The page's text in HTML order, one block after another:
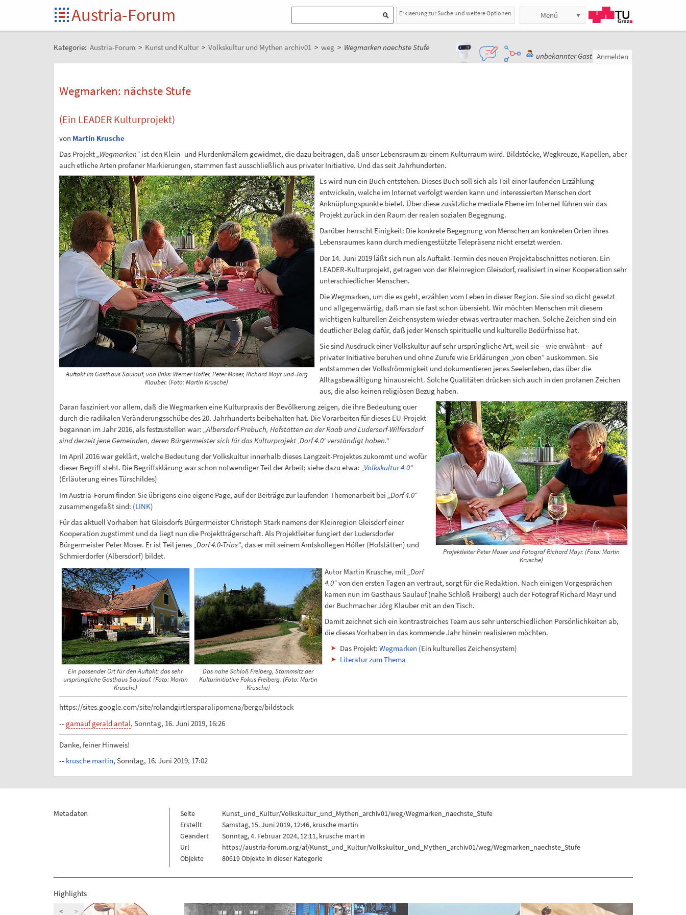
Austria-Forum Erklaerung zur Suche und weitere Optionen Menü
Kategorie: Austria-Forum > Kunst und Kultur > Volkskultur und Mythen archiv01 > weg > Wegmarken naechste Stufe
unbekannter Gast Anmelden
Wegmarken: nächste Stufe
(Ein LEADER Kulturprojekt)
von Martin Krusche
Das Projekt„Wegmarken“ist den Klein- und Flurdenkmälern gewidmet, die dazu beitragen, daß unser Lebensraum zu einem Kulturraum wird. Bildstöcke, Wegkreuze, Kapellen, aber
auch etliche Arten profaner Markierungen, stammen fast ausschließlich aus privater Initiative. Und das seit Jahrhunderten.
Auftakt im Gasthaus Saulauf, von links: Werner Höfler, Peter Moser, Richard Mayr und Jörg
Klauber. (Foto: Martin Krusche)
Es wird nun ein Buch entstehen. Dieses Buch soll sich als Teil einer laufenden Erzählung
entwickeln, welche im Internet verfolgt werden kann und interessierten Menschen dort
Anknüpfungspunkte bietet. Über diese zusätzliche mediale Ebene im Internet führen wir das
Projekt zurück in den Raum der realen sozialen Begegnung.
Darüber herrscht Einigkeit: Die konkrete Begegnung von Menschen an konkreten Orten ihres
Lebensraumes kann durch mediengestützte Telepräsenz nicht ersetzt werden.
Der 14. Juni 2019 läßt sich nun als Auftakt-Termin des neuen Projektabschnittes notieren. Ein
LEADER-Kulturprojekt, getragen von der Kleinregion Gleisdorf, realisiert in einer Kooperation sehr
unterschiedlicher Menschen.
Die Wegmarken, um die es geht, erzählen vom Leben in dieser Region. Sie sind so dicht gesetzt
und allgegenwärtig, daß man sie fast schon übersieht. Wir möchten Menschen mit diesem
wichtigen kulturellen Zeichensystem wieder etwas vertrauter machen. Solche Zeichen sind ein
deutlicher Beleg dafür, daß jeder Mensch spirituelle und kulturelle Bedürfnisse hat.
Sie sind Ausdruck einer Volkskultur auf sehr ursprüngliche Art, weil sie – wie erwähnt – auf
privater Initiative beruhen und ohne Zurufe wie Erklärungen „von oben“ auskommen. Sie
entstammen der Volksfrömmigkeit und dokumentieren jenes Seelenleben, das über die
Alltagsbewältigung hinausreicht. Solche Qualitäten drücken sich auch in den profanen Zeichen
aus, die also keinen religiösen Bezug haben.
Projektleiter Peter Moser und Fotograf Richard Mayr. (Foto: Martin
Krusche)
Daran fasziniert vor allem, daß die Wegmarken eine Kulturpraxis der Bevölkerung zeigen, die ihre Bedeutung quer
durch die radikalen Veränderungsschübe des 20. Jahrhunderts beibehalten hat. Die Vorarbeiten für dieses EU-Projekt
begannen im Jahr 2016, als festzustellen war: „Albersdorf-Prebuch, Hofstätten an der Raab und Ludersorf-Wilfersdorf
sind derzeit jene Gemeinden, deren Bürgermeister sich für das Kulturprojekt ‚Dorf 4.0‘ verständigt haben.“
Im April 2016 war geklärt, welche Bedeutung der Volkskultur innerhalb dieses Langzeit-Projektes zukommt und wofür
dieser Begriff steht. Die Begriffsklärung war schon notwendiger Teil der Arbeit; siehe dazu etwa: „Volkskultur 4.0“
(Erläuterung eines Türschildes)
Im Austria-Forum finden Sie übrigens eine eigene Page, auf der Beiträge zur laufenden Themenarbeit bei „Dorf 4.0“
zusammengefaßt sind: (LINK)
Ein passender Ort für den Auftakt: das sehr
ursprüngliche Gasthaus Saulauf. (Foto: Martin
Krusche)
Das nahe Schloß Freiberg, Stammsitz der
Kulturinitiative Fokus Freiberg. (Foto: Martin
Krusche)
Für das aktuell Vorhaben hat Gleisdorfs Bürgermeister Christoph Stark namens der Kleinregion Gleisdorf einer
Kooperation zugstimmt und da liegt nun die Projektträgerschaft. Als Projektleiter fungiert der Ludersdorfer
Bürgermeister Peter Moser. Er ist Teil jenes „Dorf 4.0-Trios“, das er mit seinem Amtskollegen Höfler (Hofstätten) und
Schmierdorfer (Albersdorf) bildet.
Autor Martin Krusche, mit„Dorf
4.0“von den ersten Tagen an vertraut, sorgt für die Redaktion. Nach einigen Vorgesprächen
kamen nun im Gasthaus Saulauf (nahe Schloß Freiberg) auch der Fotograf Richard Mayr und
der Buchmacher Jörg Klauber mit an den Tisch.
Damit zeichnet sich ein kontrastreiches Team aus sehr unterschiedlichen Persönlichkeiten ab,
die dieses Vorhaben in das kommende Jahr hinein realisieren möchten.
Das Projekt:Wegmarken (Ein kulturelles Zeichensystem)
Literatur zum Thema
https://sites.google.com/site/rolandgirtlersparalipomena/berge/bildstock
-- gamauf gerald antal, Sonntag, 16. Juni 2019, 16:26
Danke, feiner Hinweis!
-- krusche martin, Sonntag, 16. Juni 2019, 17:02
Metadaten Seite
Kunst_und_Kultur/Volkskultur_und_Mythen_archiv01/weg/Wegmarken_naechste_Stufe
Erstellt
Samstag, 15. Juni 2019, 12:46, krusche martin
Geändert
Sonntag, 4. Februar 2024, 12:11, krusche martin
Url
https://austria-forum.org/af/Kunst_und_Kultur/Volkskultur_und_Mythen_archiv01/weg/Wegmarken_naechste_Stufe
Objekte
80619 Objekte in dieser Kategorie
Highlights
< >